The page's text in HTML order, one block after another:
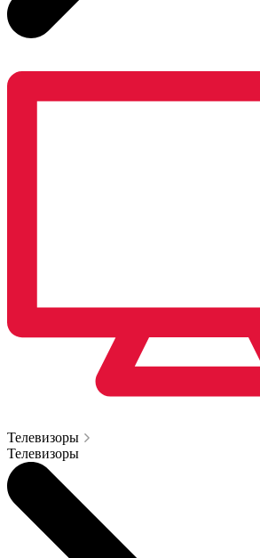
Телевизоры
Телевизоры